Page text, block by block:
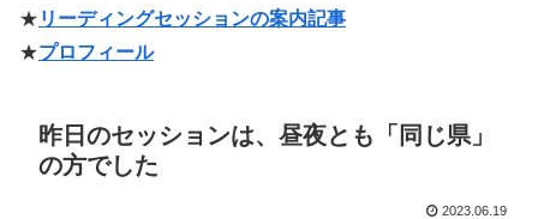
★ リーディングセッションの案内記事
★プロフィール
昨日のセッションは、昼夜とも「同じ県」
の方でした
2023.06.19